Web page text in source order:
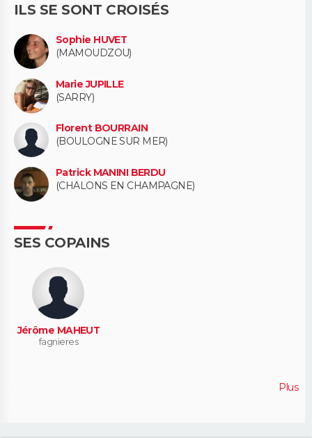
ILS SE SONT CROISÉS
Sophie HUVET
(MAMOUDZOU)
Marie JUPILLE
(SARRY)
Florent BOURRAIN
(BOULOGNE SUR MER)
Patrick MANINI BERDU
(CHALONS EN CHAMPAGNE)
SES COPAINS
Jérôme MAHEUT
fagnieres
Plus